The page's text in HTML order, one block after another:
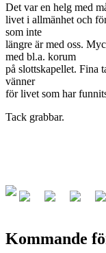
Det var en helg med
livet i allmänhet och
som inte
längre är med oss.
med bl.a. korum
på slottskapellet. Fina
vänner
för livet som har
Tack grabbar.
Kommande